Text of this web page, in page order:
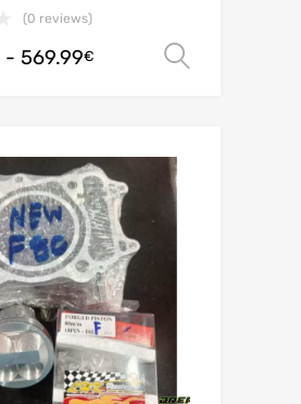
(0 reviews)
- 569.99€